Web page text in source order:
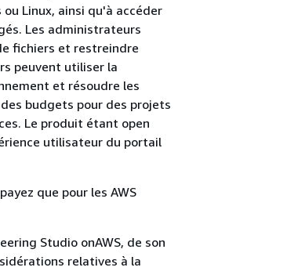
Linux, ainsi qu'à accéder
Les administrateurs
fichiers et restreindre
peuvent utiliser la
et résoudre les
budgets pour des projets
Le produit étant open
utilisateur du portail
que pour les AWS
Studio onAWS, de son
relatives à la